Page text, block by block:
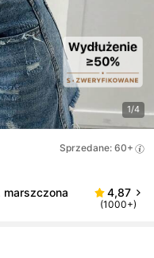
1/4
Sprzedane: 60+
marszczona
4,87
(1000+)